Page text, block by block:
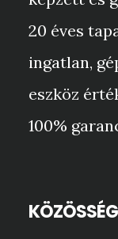
20 éves
ingatlan,
eszköz
100%